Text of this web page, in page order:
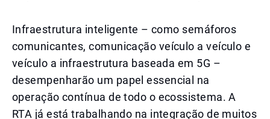
Infraestrutura inteligente – como semáforos
comunicantes, comunicação veículo a veículo e
veículo a infraestrutura baseada em 5G –
desempenharão um papel essencial na
operação contínua de todo o ecossistema. A
RTA já está trabalhando na integração de muitos